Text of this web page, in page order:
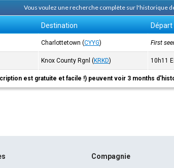
Vous voulez une recherche complète sur l'historique
Destination Départ
Charlottetown (CYYG) First
Knox County Rgnl (KRKD) 10h11
est gratuite et facile !) peuvent voir 3 months
Compagnie